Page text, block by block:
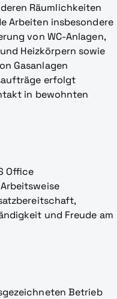
Räumlichkeiten
Arbeiten insbesondere
von WC-Anlagen,
Heizkörpern sowie
Gasanlagen
erfolgt
in bewohnten
Office
und Freude am
Betrieb